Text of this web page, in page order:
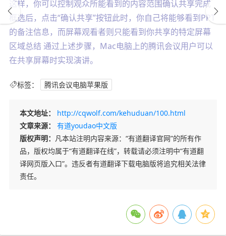
这样，你可以控制观众所能看到的内容范围确认共享完成
框选后，点击“确认共享”按钮此时，你自己将能够看到PPT
的备注信息，而屏幕观看者则只能看到你共享的特定屏幕
区域总结 通过上述步骤，Mac电脑上的腾讯会议用户可以
在共享屏幕时实现演讲。
标签： 腾讯会议电脑苹果版
本文地址：
http://cqwolf.com/kehuduan/100.html
文章来源：
有道youdao中文版
版权声明： 凡本站注明内容来源：“有道翻译官网”的所有作
品，版权均属于“有道翻译在线”，转载请必须注明中“有道翻
译网页版入口”。违反者有道翻译下载电脑版将追究相关法律
责任。